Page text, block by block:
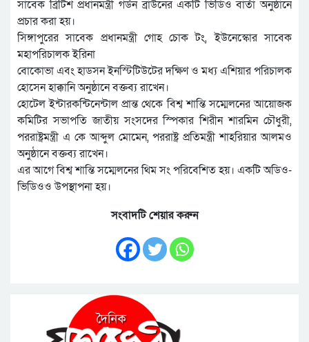
সাবেক ব্রিটিশ প্রধানমন্ত্রী গর্ডন ব্রাউনের একটি ভিডিও বার্তা অনুষ্ঠানে
প্রচার করা হয়।
সিঙ্গাপুরের সাবেক প্রধানমন্ত্রী গোহ চোক টং, ইউনেস্কোর সাবেক
মহাপরিচালক ইরিনা
বোকোভা এবং হাডসন ইনস্টিটিউটের দক্ষিণ ও মধ্য এশিয়ার পরিচালক
হোসেন হাক্কানি অনুষ্ঠানে বক্তব্য রাখেন।
হোটেল ইন্টারকন্টিনেন্টাল প্রান্ত থেকে বিশ্ব শান্তি সম্মেলনের আয়োজক
কমিটির সভাপতি জাতীয় সংসদের স্পিকার শিরীন শারমিন চৌধুরী,
পররাষ্ট্রমন্ত্রী এ কে আব্দুল মোমেন, পররাষ্ট্র প্রতিমন্ত্রী শাহরিয়ার আলমও
অনুষ্ঠানে বক্তব্য রাখেন।
এর আগে বিশ্ব শান্তি সম্মেলনের থিম সং পরিবেশিত হয়। একটি অডিও-
ভিডিওও উপস্থাপনা হয়।
সংবাদটি শেয়ার করুন